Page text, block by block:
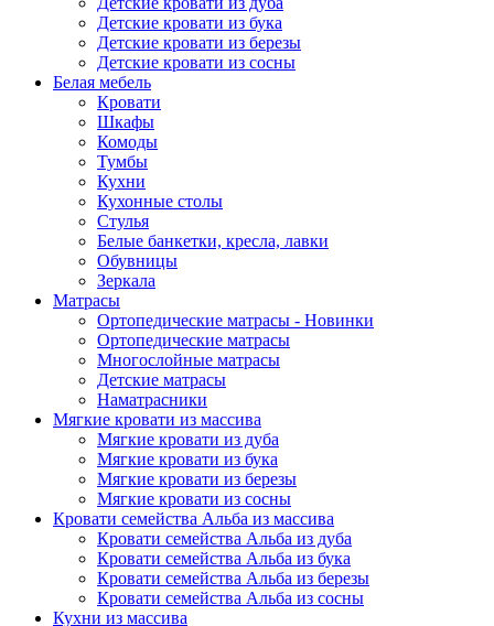
Детские кровати из бука
Детские кровати из березы
Детские кровати из сосны
Белая мебель
Кровати
Шкафы
Комоды
Тумбы
Кухни
Кухонные столы
Стулья
Белые банкетки, кресла, лавки
Обувницы
Зеркала
Матрасы
Ортопедические матрасы - Новинки
Ортопедические матрасы
Многослойные матрасы
Детские матрасы
Наматрасники
Мягкие кровати из массива
Мягкие кровати из дуба
Мягкие кровати из бука
Мягкие кровати из березы
Мягкие кровати из сосны
Кровати семейства Альба из массива
Кровати семейства Альба из дуба
Кровати семейства Альба из бука
Кровати семейства Альба из березы
Кровати семейства Альба из сосны
Кухни из массива